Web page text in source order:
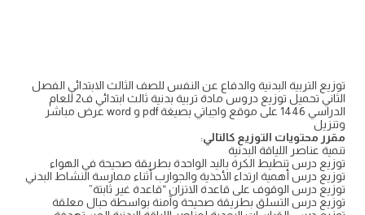
توزيع التربية البدنية والدفاع عن النفس للصف الثالث الابتدائي الفصل
الثاني تحميل توزيع دروس مادة تربية بدنية ثالث ابتدائي ف2 للعام
الدراسي 1446 على موقع واجباتي بصيغة pdf و word عرض مباشر
وتنزيل
مقرر محتويات التوزيع كالتالي:
تنمية عناصر اللياقة البدنية
توزيع درس تنطيط الكرة باليد الواحدة بطريقة صحيحة في الهواء
توزيع درس أهمية ارتداء الأحذية والجوارب أثناء ممارسة النشاط البدني
توزيع درس الوقوف على قاعدة الاتزان “قاعدة غير ثابتة”
توزيع درس التسلق بطريقة صحيحة وآمنة بواسطة حبال معلقة